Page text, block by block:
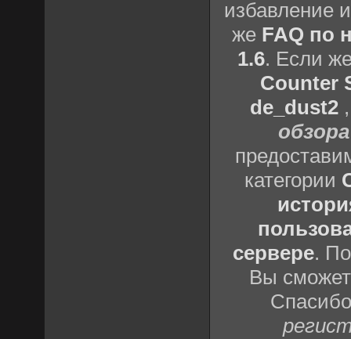
избавление
же FAQ по
1.6. Если
Counter
de_dust2
категории
сервере.
Вы